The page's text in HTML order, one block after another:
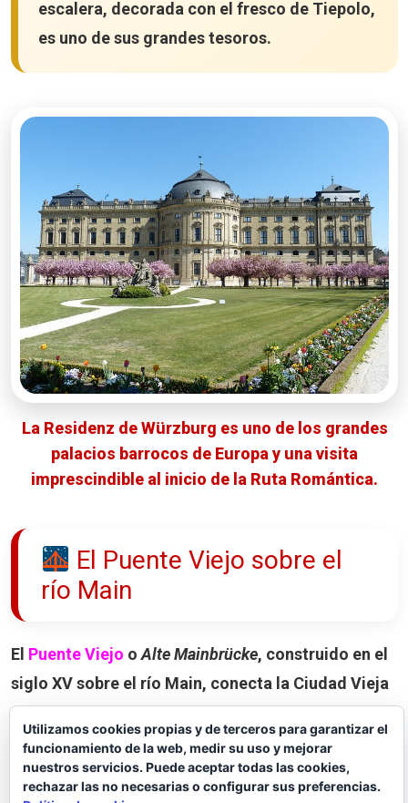
escalera, decorada con el fresco de Tiepolo,
es uno de sus grandes tesoros.
La Residenz de Würzburg es uno de los grandes
palacios barrocos de Europa y una visita
imprescindible al inicio de la Ruta Romántica.
El Puente Viejo sobre el
río Main
El Puente Viejo oAlte Mainbrücke, construido en el
siglo XV sobre el río Main, conecta la Ciudad Vieja
con la zona de la Fortaleza de Marienberg.
Por su diseño y por las estatuas que decoran
ambos lados del puente, nos recordó mucho al
Utilizamos cookies propias y de terceros para garantizar el
funcionamiento de la web, medir su uso y mejorar
nuestros servicios. Puede aceptar todas las cookies,
rechazar las no necesarias o configurar sus preferencias.